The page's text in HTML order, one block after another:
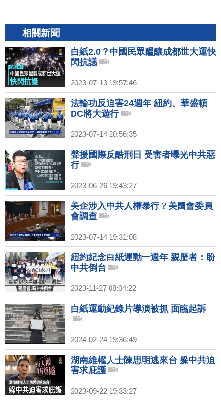
相關新聞
白紙2.0？中國民眾醞釀成都世大運快
閃抗議
2023-07-13 19:57:46
法輪功反迫害24週年 紐約、華盛頓
DC將大遊行
2023-07-14 20:56:35
聲援國際反酷刑日 受害者曝光中共惡
行
2023-06-26 19:43:27
美企涉入中共人權暴行？美國會委員
會調查
2023-07-14 19:31:08
紐約紀念白紙運動一週年 親歷者：盼
中共倒台
2023-11-27 08:04:22
白紙運動紀錄片導演被抓 面臨起訴
2024-02-24 19:36:49
湖南維權人士陳思明逃來台 躲中共迫
害求庇護
2023-09-22 19:33:27